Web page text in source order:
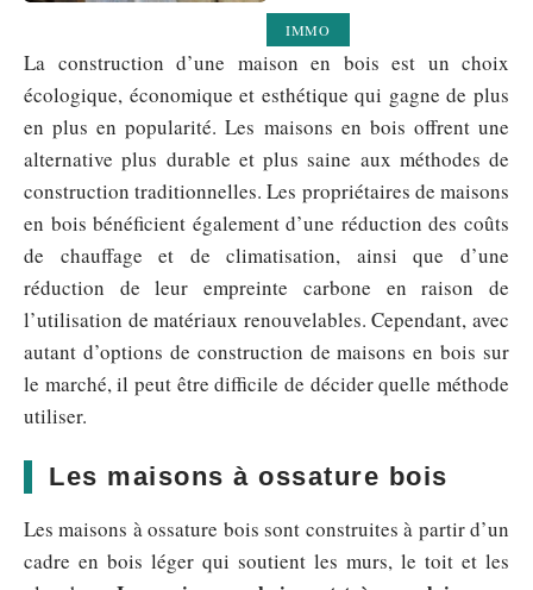
IMMO
La construction d’une maison en bois est un choix
écologique, économique et esthétique qui gagne de plus
en plus en popularité. Les maisons en bois offrent une
alternative plus durable et plus saine aux méthodes de
construction traditionnelles. Les propriétaires de maisons
en bois bénéficient également d’une réduction des coûts
de chauffage et de climatisation, ainsi que d’une
réduction de leur empreinte carbone en raison de
l’utilisation de matériaux renouvelables. Cependant, avec
autant d’options de construction de maisons en bois sur
le marché, il peut être difficile de décider quelle méthode
utiliser.
Les maisons à ossature bois
Les maisons à ossature bois sont construites à partir d’un
cadre en bois léger qui soutient les murs, le toit et les